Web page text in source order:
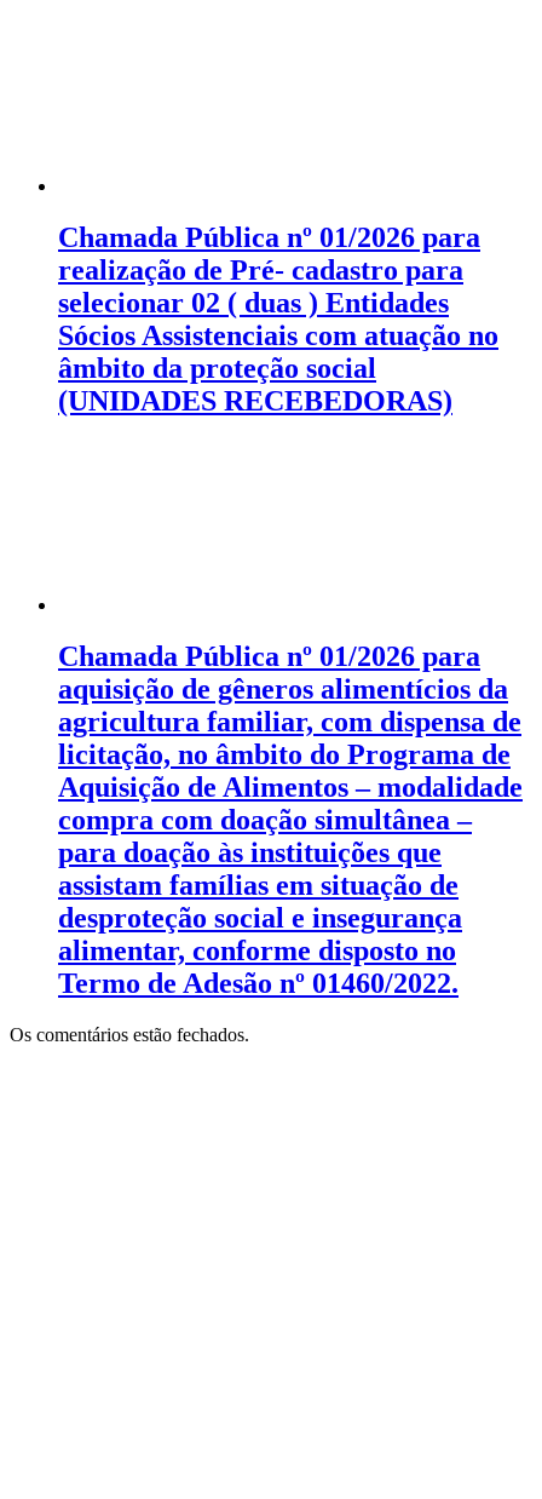
Chamada Pública nº 01/2026 para
realização de Pré- cadastro para
selecionar 02 ( duas ) Entidades
Sócios Assistenciais com atuação no
âmbito da proteção social
(UNIDADES RECEBEDORAS)
Chamada Pública nº 01/2026 para
aquisição de gêneros alimentícios da
agricultura familiar, com dispensa de
licitação, no âmbito do Programa de
Aquisição de Alimentos – modalidade
compra com doação simultânea –
para doação às instituições que
assistam famílias em situação de
desproteção social e insegurança
alimentar, conforme disposto no
Termo de Adesão nº 01460/2022.
Os comentários estão fechados.